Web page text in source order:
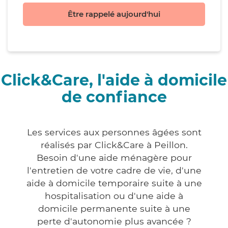
Être rappelé aujourd'hui
Click&Care, l'aide à domicile
de confiance
Les services aux personnes âgées sont
réalisés par Click&Care à Peillon.
Besoin d'une aide ménagère pour
l'entretien de votre cadre de vie, d'une
aide à domicile temporaire suite à une
hospitalisation ou d'une aide à
domicile permanente suite à une
perte d'autonomie plus avancée ?